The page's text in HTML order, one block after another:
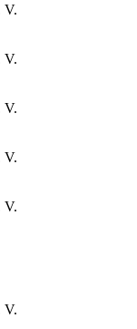
V.
V.
V.
V.
V.
V.